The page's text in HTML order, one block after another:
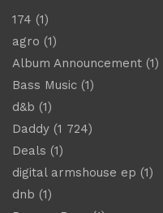
174 (1)
agro (1)
Album Announcement (1)
Bass Music (1)
d&b (1)
Daddy (1 724)
Deals (1)
digital armshouse ep (1)
dnb (1)